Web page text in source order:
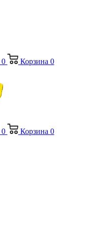
0 Корзина 0
0 Корзина 0